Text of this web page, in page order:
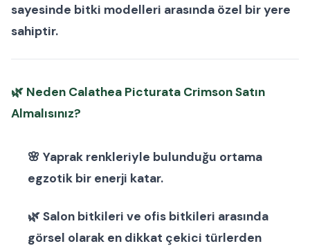
sayesinde bitki modelleri arasında özel bir yere
sahiptir.
🌿 Neden Calathea Picturata Crimson Satın
Almalısınız?
🌸 Yaprak renkleriyle bulunduğu ortama
egzotik bir enerji katar.
🌿Salon bitkileri ve ofis bitkileri arasında
görsel olarak en dikkat çekici türlerden